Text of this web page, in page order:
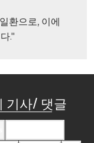
환으로, 이에
."
기사/ 댓글